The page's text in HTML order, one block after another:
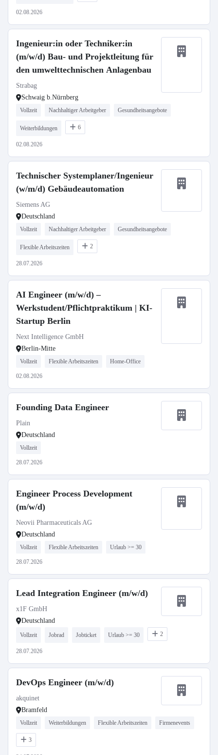
02.08.2026
Ingenieur:in oder Techniker:in
(m/w/d) Bau- und Projektleitung für
den umwelttechnischen Anlagenbau
Strabag
Schwaig b.Nürnberg
Vollzeit Nachhaltiger Arbeitgeber Gesundheitsangebote
Weiterbildungen 6
02.08.2026
Technischer Systemplaner/Ingenieur
(w/m/d) Gebäudeautomation
Siemens AG
Deutschland
Vollzeit Nachhaltiger Arbeitgeber Gesundheitsangebote
Flexible Arbeitszeiten 2
28.07.2026
AI Engineer (m/w/d) –
Werkstudent/Pflichtpraktikum | KI-
Startup Berlin
Next Intelligence GmbH
Berlin-Mitte
Vollzeit Flexible Arbeitszeiten Home-Office
02.08.2026
Founding Data Engineer
Plain
Deutschland
Vollzeit
28.07.2026
Engineer Process Development
(m/w/d)
Neovii Pharmaceuticals AG
Deutschland
Vollzeit Flexible Arbeitszeiten Urlaub >= 30
28.07.2026
Lead Integration Engineer (m/w/d)
x1F GmbH
Deutschland
Vollzeit Jobrad Jobticket Urlaub >= 30 2
28.07.2026
DevOps Engineer (m/w/d)
akquinet
Bramfeld
Vollzeit Weiterbildungen Flexible Arbeitszeiten Firmenevents
3